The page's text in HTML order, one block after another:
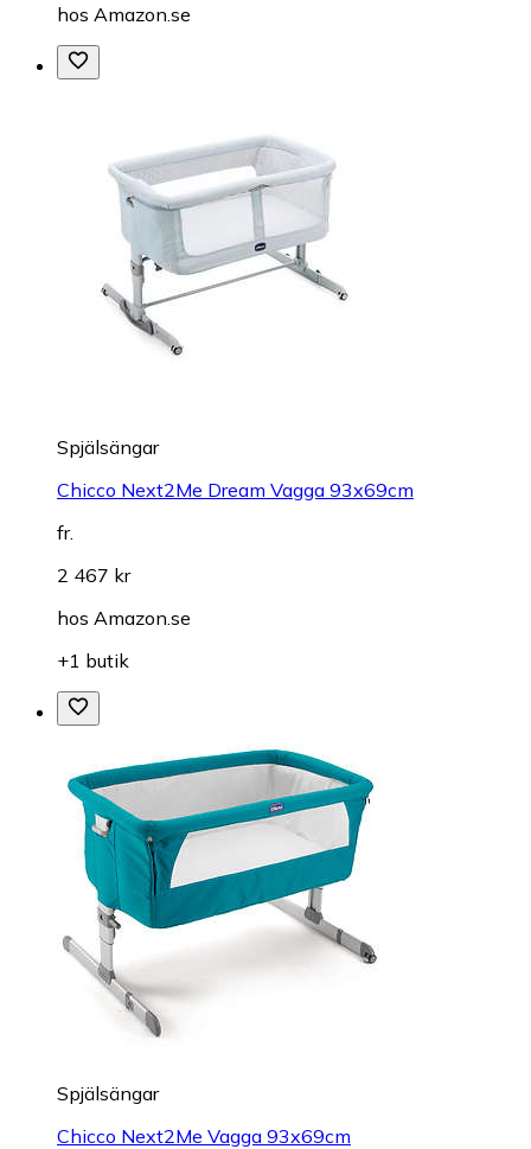
hos Amazon.se
Spjälsängar
Chicco Next2Me Dream Vagga 93x69cm
fr.
2 467 kr
hos Amazon.se
+1 butik
Spjälsängar
Chicco Next2Me Vagga 93x69cm